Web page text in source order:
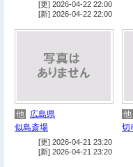
[更] 2026-04-22 22:00
[新] 2026-04-22 22:00
他
広島県
似島斎場
[更] 2026-04-21 23:20
[新] 2026-04-21 23:20
他
切